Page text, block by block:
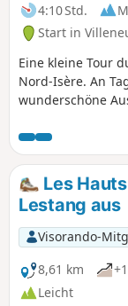
4:10 Std.
Start in
Eine kleine Tour
Nord-Isère. An
wunderschöne
Les
Lestang aus
Visorando-
8,61 km
Leicht